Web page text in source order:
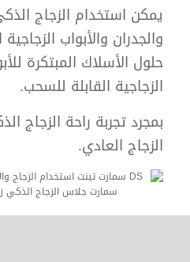
يمكن استخدام الزجاج
والجدران والأبواب
حلول الأسلاك المبتكرة
الزجاجية القابلة للسحب.
بمجرد تجربة راحة الزجاج
الزجاج العادي.